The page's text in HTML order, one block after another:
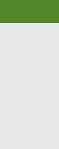
direct